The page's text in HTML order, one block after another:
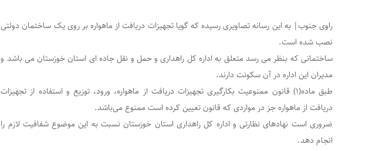
راوی جنوب| به این رسانه تصاویری رسیده که گویا تجهیزات دریافت از ماهواره بر روی یک ساختمان دولتی
نصب شده است.
ساختمانی که بنظر می رسد متعلق به اداره کل راهداری و حمل و نقل جاده ای استان خوزستان می باشد و
مدیران این اداره در آن سکونت دارند.
طبق ماده(۱) قانون ممنوعیت بکارگیری تجهیزات دریافت از ماهواره، ورود، توزیع و استفاده از تجهیزات
دریافت از ماهواره جز در مواردی که قانون تعیین کرده است ممنوع می‌باشد.
ضروری است نهادهای نظارتی و اداره کل راهداری استان خوزستان نسبت به این موضوع شفافیت لازم را
انجام دهد.